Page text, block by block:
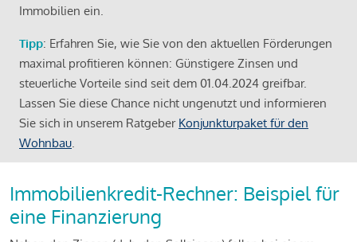
Immobilien ein.
Tipp: Erfahren Sie, wie Sie von den aktuellen Förderungen
maximal profitieren können: Günstigere Zinsen und
steuerliche Vorteile sind seit dem 01.04.2024 greifbar.
Lassen Sie diese Chance nicht ungenutzt und informieren
Sie sich in unserem Ratgeber Konjunkturpaket für den
Wohnbau.
Immobilienkredit-Rechner: Beispiel für
eine Finanzierung